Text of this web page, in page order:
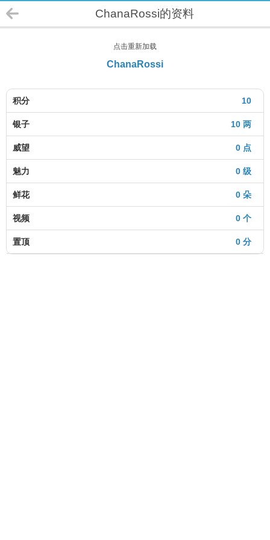
ChanaRossi的资料
点击重新加载
ChanaRossi
10
积分
10 两
银子
0 点
威望
0 级
魅力
0 朵
鲜花
0 个
视频
0 分
置顶